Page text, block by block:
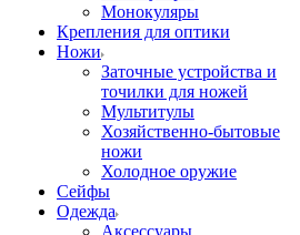
Монокуляры
Крепления для оптики
Ножи
Заточные устройства и
точилки для ножей
Мультитулы
Хозяйственно-бытовые
ножи
Холодное оружие
Сейфы
Одежда
Аксессуары